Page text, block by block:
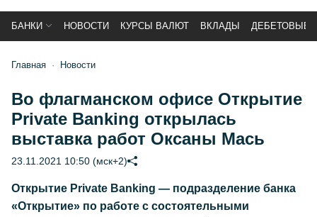
БАНКИ НОВОСТИ КУРСЫ ВАЛЮТ ВКЛАДЫ ДЕБЕТОВЫЕ
Главная Новости
Во флагманском офисе Открытие
Private Banking открылась
выставка работ Оксаны Мась
23.11.2021 10:50 (мск+2)
Открытие Private Banking — подразделение банка
«Открытие» по работе с состоятельными